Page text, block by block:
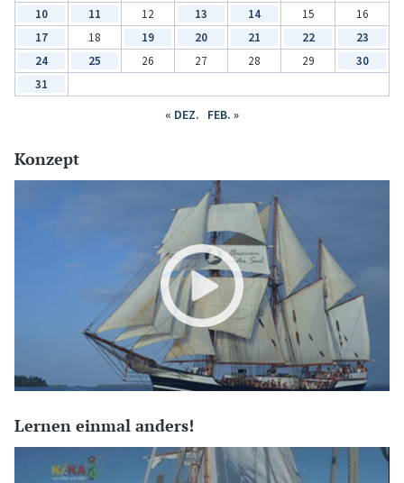
10 11 12 13 14 15
16
17
18 19 20 21 22
23
24
25 26 27 28 29
30
31
« DEZ. FEB. »
Konzept
Lernen einmal anders!